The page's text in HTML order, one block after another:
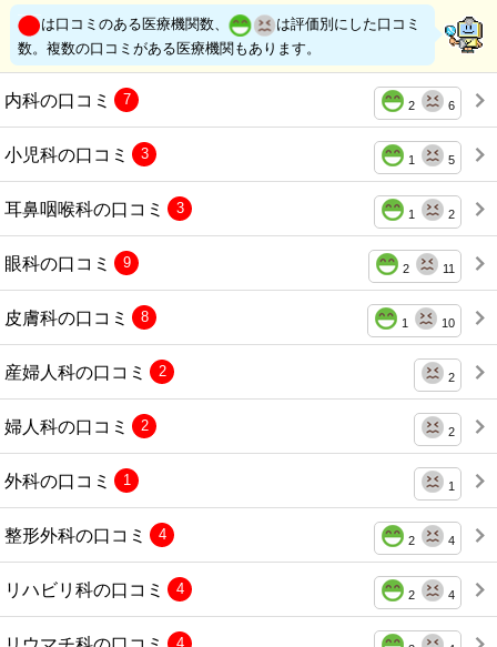
は口コミのある医療機関数、
は評価別にした口コミ
数。複数の口コミがある医療機関もあります。
内科の口コミ 2 6
7
小児科の口コミ 1 5
3
耳鼻咽喉科の口コミ 1 2
3
眼科の口コミ 2 11
9
皮膚科の口コミ 1 10
8
産婦人科の口コミ 2
2
婦人科の口コミ 2
2
外科の口コミ 1
1
整形外科の口コミ 2 4
4
リハビリ科の口コミ 2 4
4
4